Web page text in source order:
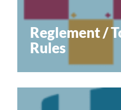
Reglement /
Rules